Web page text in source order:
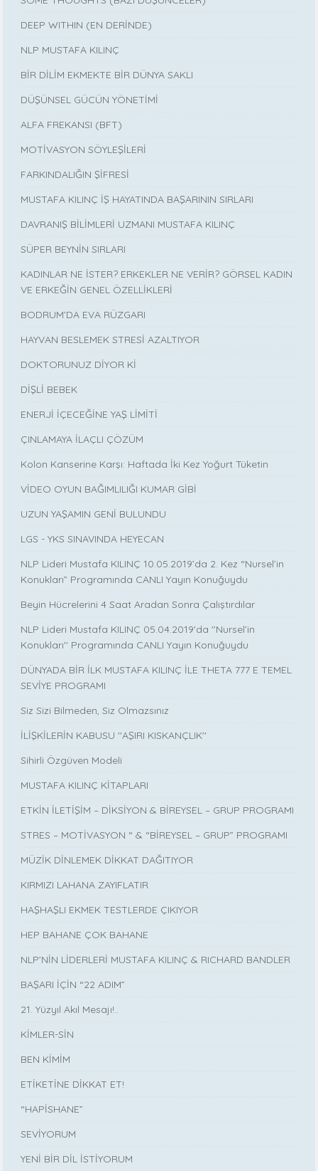
DEEP WITHIN (EN DERİNDE)
NLP MUSTAFA KILINÇ
BİR DİLİM EKMEKTE BİR DÜNYA SAKLI
DÜŞÜNSEL GÜCÜN YÖNETİMİ
ALFA FREKANSI (BFT)
MOTİVASYON SÖYLEŞİLERİ
FARKINDALIĞIN ŞİFRESİ
MUSTAFA KILINÇ İŞ HAYATINDA BAŞARININ SIRLARI
DAVRANIŞ BİLİMLERİ UZMANI MUSTAFA KILINÇ
SÜPER BEYNİN SIRLARI
KADINLAR NE İSTER? ERKEKLER NE VERİR? GÖRSEL KADIN
VE ERKEĞİN GENEL ÖZELLİKLERİ
BODRUM’DA EVA RÜZGARI
HAYVAN BESLEMEK STRESİ AZALTIYOR
DOKTORUNUZ DİYOR Kİ
DİŞLİ BEBEK
ENERJİ İÇECEĞİNE YAŞ LİMİTİ
ÇINLAMAYA İLAÇLI ÇÖZÜM
Kolon Kanserine Karşı: Haftada İki Kez Yoğurt Tüketin
VİDEO OYUN BAĞIMLILIĞI KUMAR GİBİ
UZUN YAŞAMIN GENİ BULUNDU
LGS - YKS SINAVINDA HEYECAN
NLP Lideri Mustafa KILINÇ 10.05.2019’da 2. Kez “Nursel’in
Konukları” Programında CANLI Yayın Konuğuydu
Beyin Hücrelerini 4 Saat Aradan Sonra Çalıştırdılar
NLP Lideri Mustafa KILINÇ 05.04.2019'da ''Nursel’in
Konukları'' Programında CANLI Yayın Konuğuydu
DÜNYADA BİR İLK MUSTAFA KILINÇ İLE THETA 777 E TEMEL
SEVİYE PROGRAMI
Siz Sizi Bilmeden, Siz Olmazsınız
İLİŞKİLERİN KABUSU ''AŞIRI KISKANÇLIK''
Sihirli Özgüven Modeli
MUSTAFA KILINÇ KİTAPLARI
ETKİN İLETİŞİM – DİKSİYON & BİREYSEL – GRUP PROGRAMI
STRES – MOTİVASYON “ & “BİREYSEL – GRUP” PROGRAMI
MÜZİK DİNLEMEK DİKKAT DAĞITIYOR
KIRMIZI LAHANA ZAYIFLATIR
HAŞHAŞLI EKMEK TESTLERDE ÇIKIYOR
HEP BAHANE ÇOK BAHANE
NLP’NİN LİDERLERİ MUSTAFA KILINÇ & RICHARD BANDLER
BAŞARI İÇİN “22 ADIM”
21. Yüzyıl Akıl Mesajı!..
KİMLER-SİN
BEN KİMİM
ETİKETİNE DİKKAT ET!
“HAPİSHANE”
SEVİYORUM
YENİ BİR DİL İSTİYORUM